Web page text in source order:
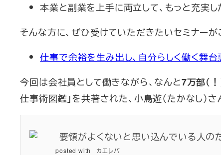
本業と副業を上手に両立して、もっと充実し
そんな方に、ぜひ受けていただきたいセミナーが
仕事で余裕を生み出し、自分らしく働く舞
今回は会社員として働きながら、なんと7万部（！
仕事術図鑑」を共著された、小鳥遊（たかなし）
要領がよくないと思い込んでいる人
posted with カエレバ